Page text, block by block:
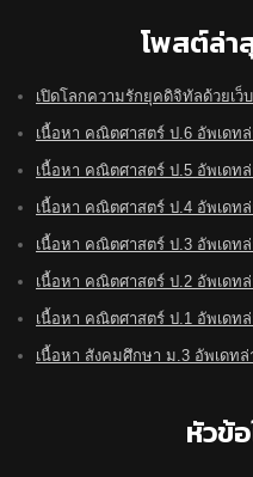
โพสต์ล่า
เปิดโลกความรักยุคดิจิทัลด้วยเว็
เนื้อหา คณิตศาสตร์ ป.6 อัพเดท
เนื้อหา คณิตศาสตร์ ป.5 อัพเดท
เนื้อหา คณิตศาสตร์ ป.4 อัพเดท
เนื้อหา คณิตศาสตร์ ป.3 อัพเดท
เนื้อหา คณิตศาสตร์ ป.2 อัพเดท
เนื้อหา คณิตศาสตร์ ป.1 อัพเดท
เนื้อหา สังคมศึกษา ม.3 อัพเดท
หัวข้